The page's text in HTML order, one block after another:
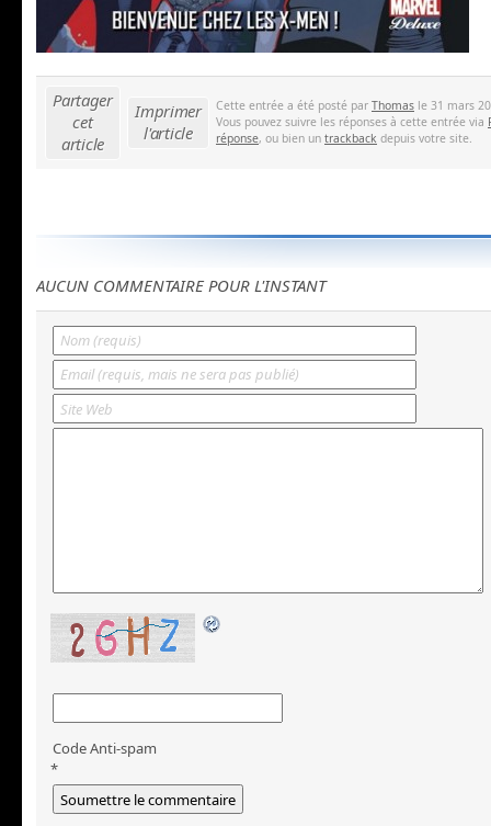
Partager
cet
article
Imprimer
l'article
Cette entrée a été posté par Thomas le 31 mars
Vous pouvez suivre les réponses à cette entrée via
réponse, ou bien un trackback depuis votre site.
AUCUN COMMENTAIRE POUR L'INSTANT
Code Anti-spam
*